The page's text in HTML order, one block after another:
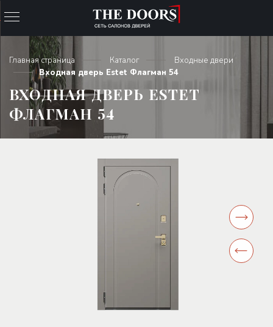
Главная страница Каталог
Входные двери
Входная дверь Estet Флагман 54
ВХОДНАЯ ДВЕРЬ ESTET
ФЛАГМАН 54